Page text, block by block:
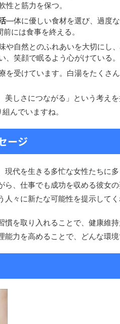
性と筋力を保つ。
—体に優しい食材を選び、過度
には食事を終える。
や自然とのふれあいを大切にし
、笑顔で眠るよう心がけている。
を受けています。白湯をたくさん
美しさにつながる」という考え
んでいますね。
ージ
現代を生きる多忙な女性たちに
ら、仕事でも成功を収める彼女
々に新たな可能性を提示してく
慣を取り入れることで、健康維
能力を高めることで、どんな環境